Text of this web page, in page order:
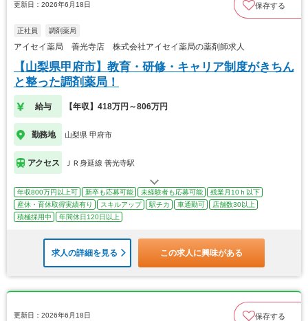
更新日：2026年6月18日 保存する
正社員 調剤薬局
アイセイ薬局 善光寺店 株式会社アイセイ薬局の薬剤師求人
【山梨県甲府市】教育・研修・キャリア制度がきちん
と整った調剤薬局！
給与 【年収】418万円～806万円
勤務地 山梨県 甲府市
アクセス ＪＲ身延線 善光寺駅
年収800万円以上可 新卒も応募可能 未経験者も応募可能
残業月10ｈ以下
産休・育休取得実績有り
スキルアップ 駅チカ 車通勤可
店舗数30以上
積極採用中
年間休日120日以上
求人の詳細を見る この求人に興味がある
更新日：2026年6月18日 保存する